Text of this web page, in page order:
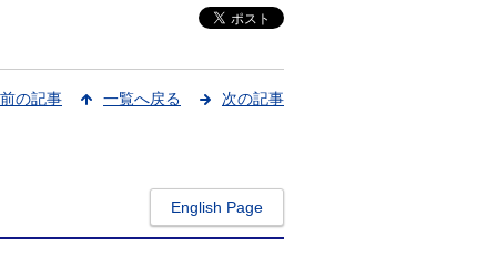
前の記事 一覧へ戻る 次の記事
English Page